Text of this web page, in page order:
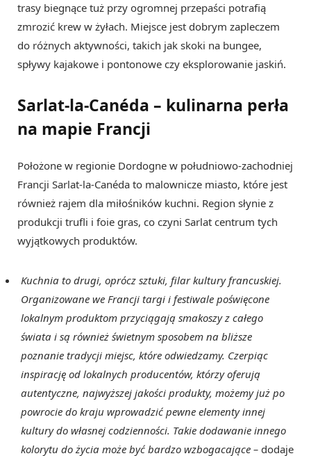
trasy biegnące tuż przy ogromnej przepaści potrafią
zmrozić krew w żyłach. Miejsce jest dobrym zapleczem
do różnych aktywności, takich jak skoki na bungee,
spływy kajakowe i pontonowe czy eksplorowanie jaskiń.
Sarlat-la-Canéda – kulinarna perła
na mapie Francji
Położone w regionie Dordogne w południowo-zachodniej
Francji Sarlat-la-Canéda to malownicze miasto, które jest
również rajem dla miłośników kuchni. Region słynie z
produkcji trufli i foie gras, co czyni Sarlat centrum tych
wyjątkowych produktów.
Kuchnia to drugi, oprócz sztuki, filar kultury francuskiej.
Organizowane we Francji targi i festiwale poświęcone
lokalnym produktom przyciągają smakoszy z całego
świata i są również świetnym sposobem na bliższe
poznanie tradycji miejsc, które odwiedzamy. Czerpiąc
inspirację od lokalnych producentów, którzy oferują
autentyczne, najwyższej jakości produkty, możemy już po
powrocie do kraju wprowadzić pewne elementy innej
kultury do własnej codzienności. Takie dodawanie innego
kolorytu do życia może być bardzo wzbogacające – dodaje